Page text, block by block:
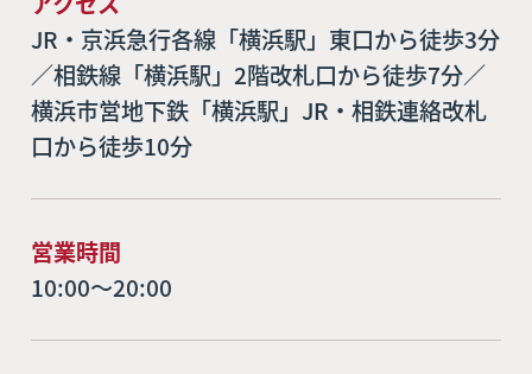
JR・京浜急行各線「横浜駅」東口から徒歩3分
／相鉄線「横浜駅」2階改札口から徒歩7分／
横浜市営地下鉄「横浜駅」JR・相鉄連絡改札
口から徒歩10分
営業時間
10:00～20:00